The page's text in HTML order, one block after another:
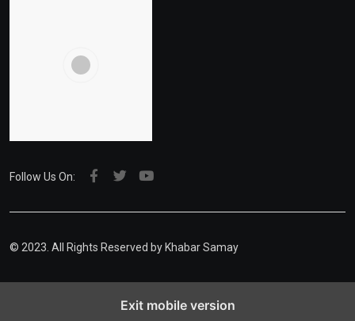
Follow Us On:
© 2023. All Rights Reserved by Khabar Samay
Exit mobile version